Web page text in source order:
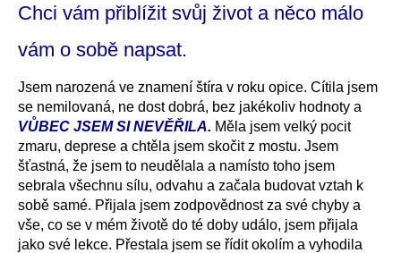
Chci vám přiblížit svůj život a něco málo
vám o sobě napsat.
Jsem narozená ve znamení štíra v roku opice. Cítila jsem
se nemilovaná, ne dost dobrá, bez jakékoliv hodnoty a
VŮBEC JSEM SI NEVĚŘILA. Měla jsem velký pocit
zmaru, deprese a chtěla jsem skočit z mostu. Jsem
šťastná, že jsem to neudělala a namísto toho jsem
sebrala všechnu sílu, odvahu a začala budovat vztah k
sobě samé. Přijala jsem zodpovědnost za své chyby a
vše, co se v mém životě do té doby událo, jsem přijala
jako své lekce. Přestala jsem se řídit okolím a vyhodila